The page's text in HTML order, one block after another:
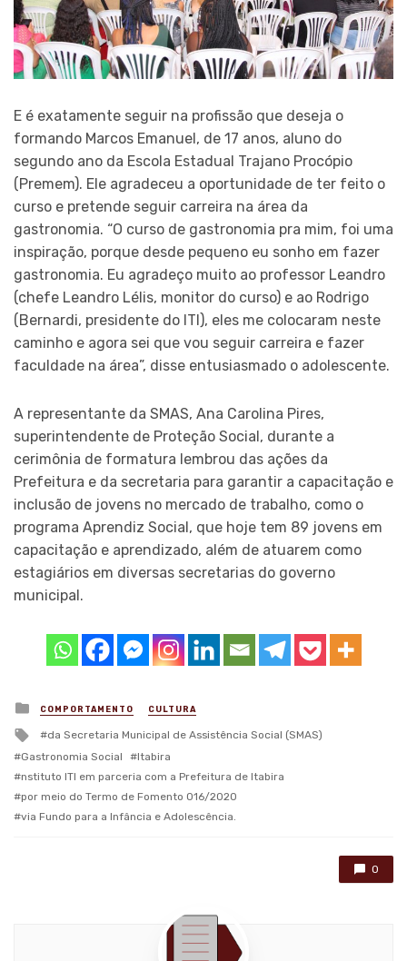
E é exatamente seguir na profissão que deseja o
formando Marcos Emanuel, de 17 anos, aluno do
segundo ano da Escola Estadual Trajano Procópio
(Premem). Ele agradeceu a oportunidade de ter feito o
curso e pretende seguir carreira na área da
gastronomia. “O curso de gastronomia pra mim, foi uma
inspiração, porque desde pequeno eu sonho em fazer
gastronomia. Eu agradeço muito ao professor Leandro
(chefe Leandro Lélis, monitor do curso) e ao Rodrigo
(Bernardi, presidente do ITI), eles me colocaram neste
caminho e agora sei que vou seguir carreira e fazer
faculdade na área”, disse entusiasmado o adolescente.
A representante da SMAS, Ana Carolina Pires,
superintendente de Proteção Social, durante a
cerimônia de formatura lembrou das ações da
Prefeitura e da secretaria para garantir a capacitação e
inclusão de jovens no mercado de trabalho, como o
programa Aprendiz Social, que hoje tem 89 jovens em
capacitação e aprendizado, além de atuarem como
estagiários em diversas secretarias do governo
municipal.
Posted
in
COMPORTAMENTO CULTURA
Tagged
with
da Secretaria Municipal de Assistência Social (SMAS)
Gastronomia Social
Itabira
nstituto ITI em parceria com a Prefeitura de Itabira
por meio do Termo de Fomento 016/2020
via Fundo para a Infância e Adolescência.
0